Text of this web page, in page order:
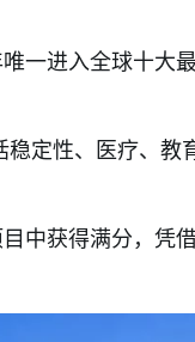
一进入全球十大
定性、医疗、教
中获得满分，凭